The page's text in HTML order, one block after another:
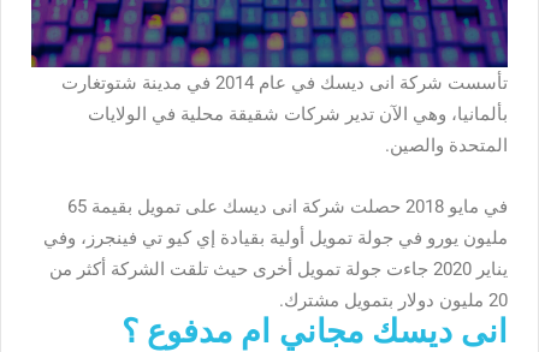
تأسست شركة انى ديسك في عام 2014 في مدينة شتوتغارت
بألمانيا، وهي الآن تدير شركات شقيقة محلية في الولايات
المتحدة والصين.
في مايو 2018 حصلت شركة انى ديسك على تمويل بقيمة 65
مليون يورو في جولة تمويل أولية بقيادة إي كيو تي فينجرز، وفي
يناير 2020 جاءت جولة تمويل أخرى حيث تلقت الشركة أكثر من
20 مليون دولار بتمويل مشترك.
انى ديسك مجاني ام مدفوع ؟